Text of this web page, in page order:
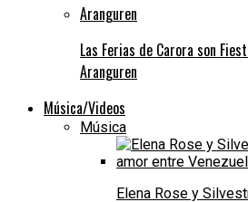
Las Ferias de Carora son
Aranguren
Música/Videos
Música
Elena Rose y